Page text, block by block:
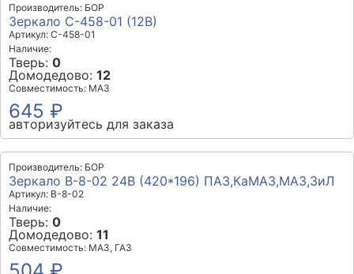
Производитель: БОР
Зеркало С-458-01 (12В)
Артикул: С-458-01
Наличие:
Тверь: 0
Домодедово: 12
Совместимость: МАЗ
645 ₽
авторизуйтесь для заказа
Производитель: БОР
Зеркало В-8-02 24В (420*196) ПАЗ,КаМАЗ,МАЗ,ЗиЛ
Артикул: В-8-02
Наличие:
Тверь: 0
Домодедово: 11
Совместимость: МАЗ, ГАЗ